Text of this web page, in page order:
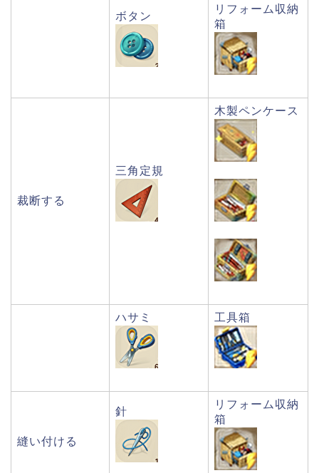
ボタン
リフォーム収納
箱
裁断する
三角定規
木製ペンケース
ハサミ 工具箱
縫い付ける
針
リフォーム収納
箱